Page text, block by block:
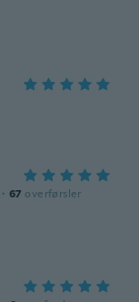
· 67 overførsler